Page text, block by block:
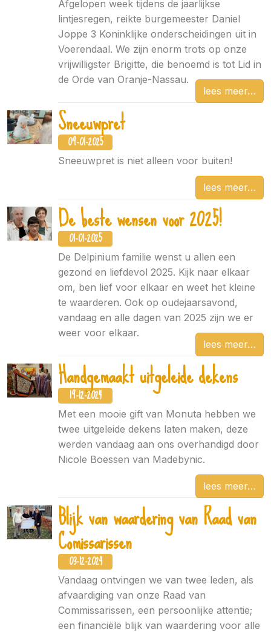
Afgelopen week tijdens de jaarlijkse
lintjesregen, reikte burgemeester Daniel
Joppe 3 Koninklijke onderscheidingen uit in
Voerendaal. We zijn enorm trots op onze
vrijwilligster Brigitte, die benoemd is tot Lid in
de Orde van Oranje-Nassau.
lees meer
Sneeuwpret
09-01-2025
Sneeuwpret is niet alleen voor buiten!
lees meer
De beste wensen voor 2025!
01-01-2025
De Delpinium familie wenst u allen een
gezond en liefdevol 2025. Kijk naar elkaar
om, ben lief voor elkaar en weet het kleine
te waarderen. Ook op oudejaarsavond,
vandaag en alle dagen van 2025 zijn we er
weer voor elkaar.
lees meer
Handgemaakt uitgeleide dekens
19-12-2024
Met een mooie gift van Monuta hebben we
twee uitgeleide dekens laten maken, deze
werden vandaag aan ons overhandigd door
Nicole Boessen van Madebynic.
lees meer
Blijk van waardering van Raad van
Comissarissen
03-12-2024
Vandaag ontvingen we van twee leden, als
afvaardiging van onze Raad van
Commissarissen, een persoonlijke attentie;
een financiële blijk van waardering voor alle